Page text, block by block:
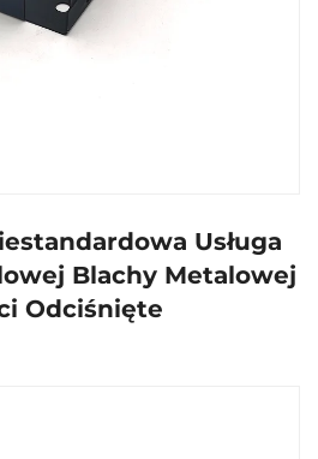
Usługa
Blachy Metalowej
Odciśnięte